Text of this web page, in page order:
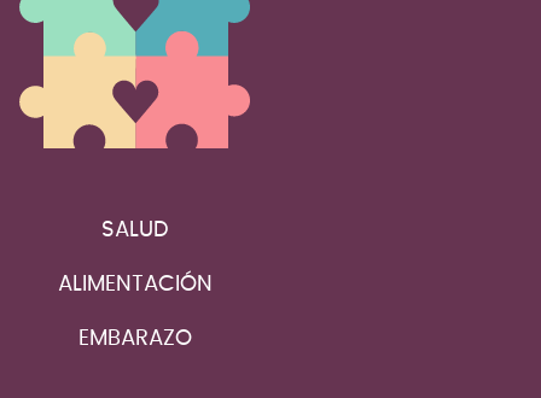
SALUD
ALIMENTACIÓN
EMBARAZO